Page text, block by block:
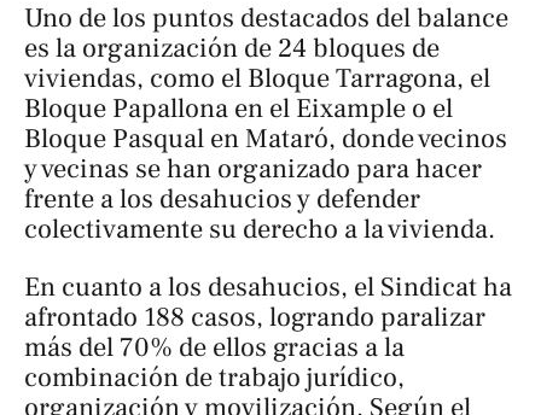
Uno de los puntos destacados del balance
es la organización de 24 bloques de
viviendas, como el Bloque Tarragona, el
Bloque Papallona en el Eixample o el
Bloque Pasqual en Mataró, donde vecinos
y vecinas se han organizado para hacer
frente a los desahucios y defender
colectivamente su derecho a la vivienda.
En cuanto a los desahucios, el Sindicat ha
afrontado 188 casos, logrando paralizar
más del 70% de ellos gracias a la
combinación de trabajo jurídico,
organización y movilización. Según el